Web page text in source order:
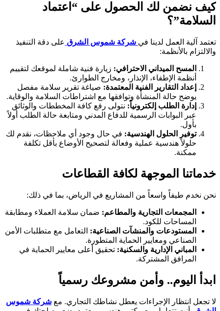
كيف نضمن لك الحصول على “اعتماد
السلامة”؟
تعتمد آلية العمل لدينا في شركة شموس الشرق على دقة التنفيذ
والالتزام بالأنظمة:
المسح الميداني الاحترافي: زيارة فنية شاملة لموقعك لتقييم
أنظمة الإطفاء، الإنذار، ومخارج الطوارئ.
إعداد التقارير الفنية المعتمدة: صياغة تقرير سلامة مفصل
يوضح حالة المنشأة وتوافقها مع اشتراطات السلامة والوقاية.
إدارة الطلب إلكترونياً: نتولى رفع كافة المخططات والوثائق
عبر البوابات الرسمية للدفاع المدني ومتابعة حالة الطلب أولاً
بأول.
توفير الحلول الهندسية: في حال وجود أي ملاحظات، نقدم لك
حلولاً هندسية عملية وفعالة لتصحيح الأوضاع بأقل تكلفة
ممكنة.
خدماتنا الموجهة لكافة القطاعات
نحن نخدم طيفاً واسعاً من المشاريع في الرياض، بما في ذلك:
المجمعات التجارية والمطاعم: ضمان سلامة العملاء ومطابقة
المساحات للكود.
المستودعات والمنشآت الصناعية: التعامل مع متطلبات الأمن
الصناعي ومعايير الحماية المتطورة.
المباني الإدارية والسكنية: تحقيق أعلى معايير الحماية في
المرافق المشتركة.
ابدأ اليوم.. وأمن مشروعك رسمياً
لا تجعل انتظار الإجراءات يعطل نشاطك التجاري. مع شركة شموس